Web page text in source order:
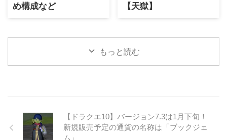
め構成など
【天獄】
もっと読む
【ドラクエ10】バージョン7.3は1月下旬！
新規販売予定の通貨の名称は「ブックジェ
ム」